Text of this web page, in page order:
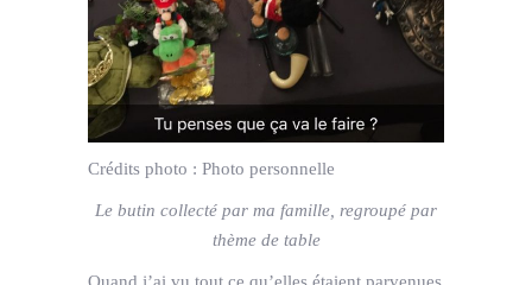
Crédits photo : Photo personnelle
Le butin collecté par ma famille, regroupé par
thème de table
Quand j’ai vu tout ce qu’elles étaient parvenues